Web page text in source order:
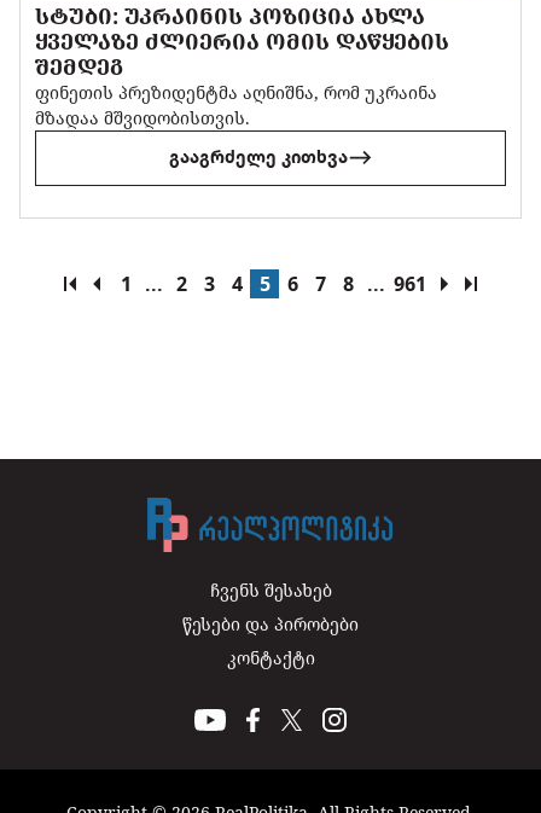
ᲡᲢᲣᲑᲘ: ᲣᲙᲠᲐᲘᲜᲘᲡ ᲞᲝᲖᲘᲪᲘᲐ ᲐᲮᲚᲐ
ᲧᲕᲔᲚᲐᲖᲔ ᲫᲚᲘᲔᲠᲘᲐ ᲝᲛᲘᲡ ᲓᲐᲬᲧᲔᲑᲘᲡ
ᲨᲔᲛᲓᲔᲒ
ფინეთის პრეზიდენტმა აღნიშნა, რომ უკრაინა
მზადაა მშვიდობისთვის.
გააგრძელე კითხვა
1 ... 2 3 4 5 6 7 8 ... 961
ჩვენს შესახებ
წესები და პირობები
კონტაქტი